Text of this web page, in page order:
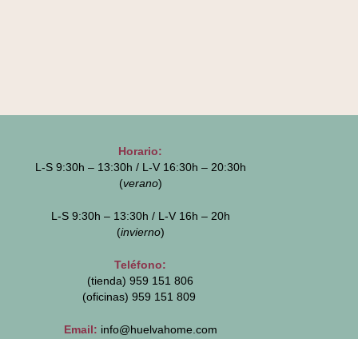
Horario:
L-S 9:30h – 13:30h / L-V 16:30h – 20:30h
(verano)
L-S 9:30h – 13:30h / L-V 16h – 20h
(invierno)
Teléfono:
(tienda) 959 151 806
(oficinas) 959 151 809
Email: info@huelvahome.com